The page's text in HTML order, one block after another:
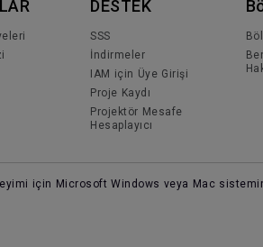
DESTEK
SSS
İndirmeler
IAM için Üye Girişi
Proje Kaydı
Projektör Mesafe
Hesaplayıcı
için Microsoft Windows veya Mac